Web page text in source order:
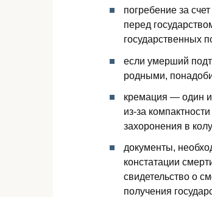
погребение за
перед
государственных
если умерший
родными,
кремация — один
из-за
захоронения в
документы,
констатации
свидетельство о
получения